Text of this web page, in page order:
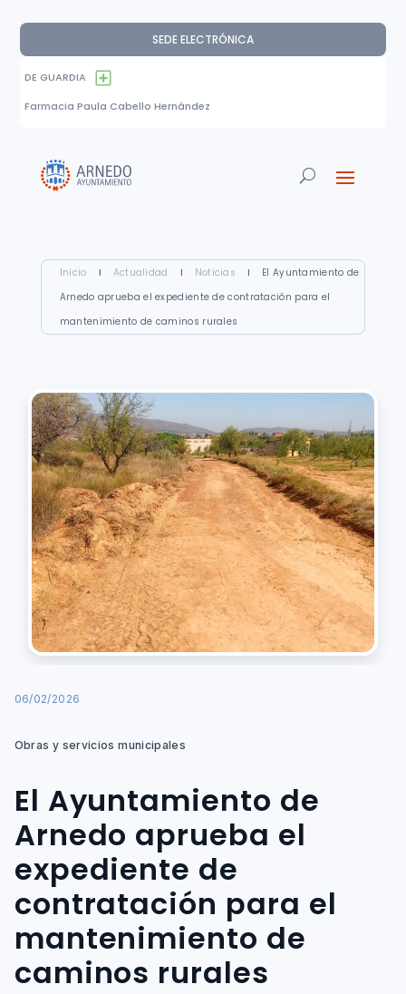
SEDE ELECTRÓNICA
DE GUARDIA
Farmacia Paula Cabello Hernández
Inicio I Actualidad I Noticias I
El Ayuntamiento de
Arnedo aprueba el expediente de contratación para el
mantenimiento de caminos rurales
06/02/2026
Obras y servicios municipales
El Ayuntamiento de
Arnedo aprueba el
expediente de
contratación para el
mantenimiento de
caminos rurales